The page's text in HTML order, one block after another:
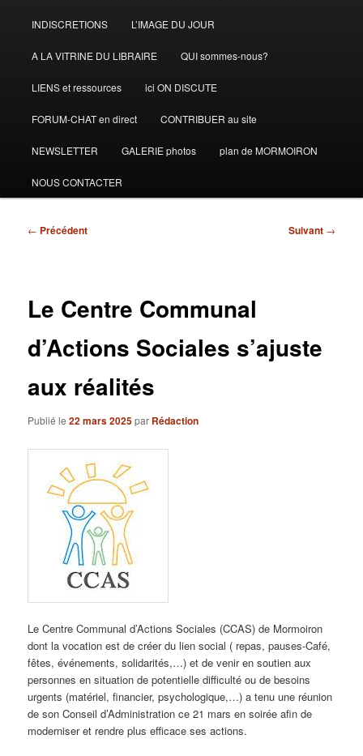
INDISCRETIONS L’IMAGE DU JOUR
A LA VITRINE DU LIBRAIRE QUI sommes-nous?
LIENS et ressources ici ON DISCUTE
FORUM-CHAT en direct CONTRIBUER au site
NEWSLETTER GALERIE photos plan de MORMOIRON
NOUS CONTACTER
Navigation
← Précédent Suivant →
Le Centre Communal
d’Actions Sociales s’ajuste
aux réalités
Publié le22 mars 2025par Rédaction
Le Centre Communal d’Actions Sociales (CCAS) de Mormoiron
dont la vocation est de créer du lien social ( repas,pauses-Café,
fêtes, événements, solidarités,…) et de venir en soutien aux
personnes en situation de potentielle difficulté ou de besoins
urgents (matériel, financier, psychologique,…) a tenu une réunion
de son Conseil d’Administration ce 21 mars en soirée afin de
moderniser et rendre plus efficace ses actions.